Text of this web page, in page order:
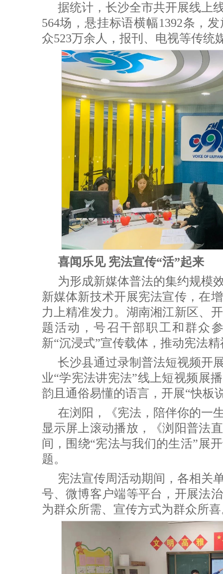
据统计，长沙全市共开展线上
564场，悬挂标语横幅1392条，
众523万余人，报刊、电视等传统
喜闻乐见 宪法宣传“活”起来
为形成新媒体普法的集约规模
新媒体新技术开展宪法宣传，在
力上精准发力。湖南湘江新区、
题活动，号召干部职工和群众
新“沉浸式”宣传载体，推动宪法
长沙县通过录制普法短视频开
业“学宪法讲宪法”线上短视频展
韵且通俗易懂的语言，开展“快板
在浏阳，《宪法，陪伴你的一
显示屏上滚动播放，《浏阳普法
间，围绕“宪法与我们的生活”展
题。
宪法宣传周活动期间，各相关
号、微博客户端等平台，开展法
为群众所需、宣传方式为群众所